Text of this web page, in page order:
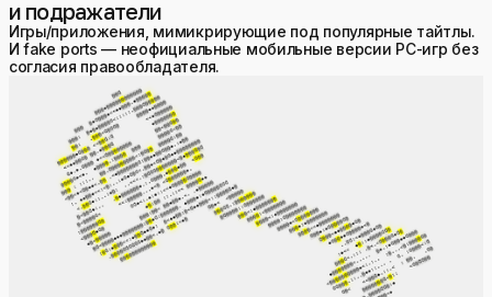
и подражатели
Игры/приложения, мимикрирующие под популярные тайтлы.
И fake ports — неофициальные мобильные версии PC-игр без
согласия правообладателя.